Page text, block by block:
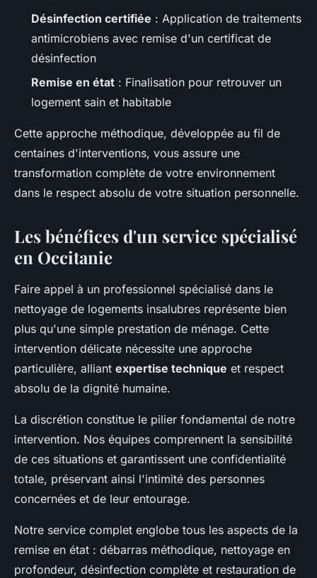
Désinfection certifiée : Application de traitements
antimicrobiens avec remise d'un certificat de
désinfection
Remise en état : Finalisation pour retrouver un
logement sain et habitable
Cette approche méthodique, développée au fil de
centaines d'interventions, vous assure une
transformation complète de votre environnement
dans le respect absolu de votre situation personnelle.
Les bénéfices d'un service spécialisé
en Occitanie
Faire appel à un professionnel spécialisé dans le
nettoyage de logements insalubres représente bien
plus qu'une simple prestation de ménage. Cette
intervention délicate nécessite une approche
particulière, alliant expertise technique et respect
absolu de la dignité humaine.
La discrétion constitue le pilier fondamental de notre
intervention. Nos équipes comprennent la sensibilité
de ces situations et garantissent une confidentialité
totale, préservant ainsi l'intimité des personnes
concernées et de leur entourage.
Notre service complet englobe tous les aspects de la
remise en état : débarras méthodique, nettoyage en
profondeur, désinfection complète et restauration de